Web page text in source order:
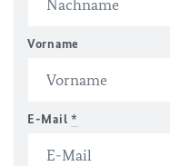
Vorname
E-Mail *